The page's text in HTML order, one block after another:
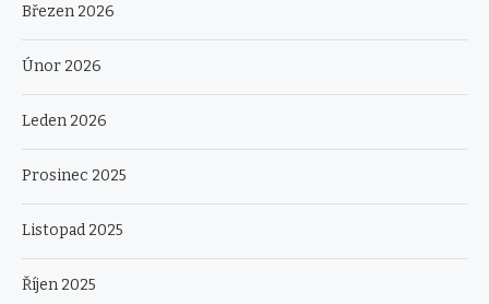
Březen 2026
Únor 2026
Leden 2026
Prosinec 2025
Listopad 2025
Říjen 2025